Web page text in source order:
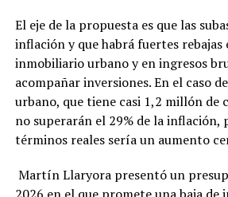
El eje de la propuesta es que las
inflación y que habrá fuertes rebajas
inmobiliario urbano y en ingresos
acompañar inversiones. En el caso
urbano, que tiene casi 1,2 millón de
no superarán el 29% de la inflación,
términos reales sería un aumento
Martín Llaryora presentó un